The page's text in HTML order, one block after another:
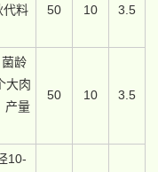
代料
50 10 3.5
龄
大肉
产量
50 10 3.5
10-